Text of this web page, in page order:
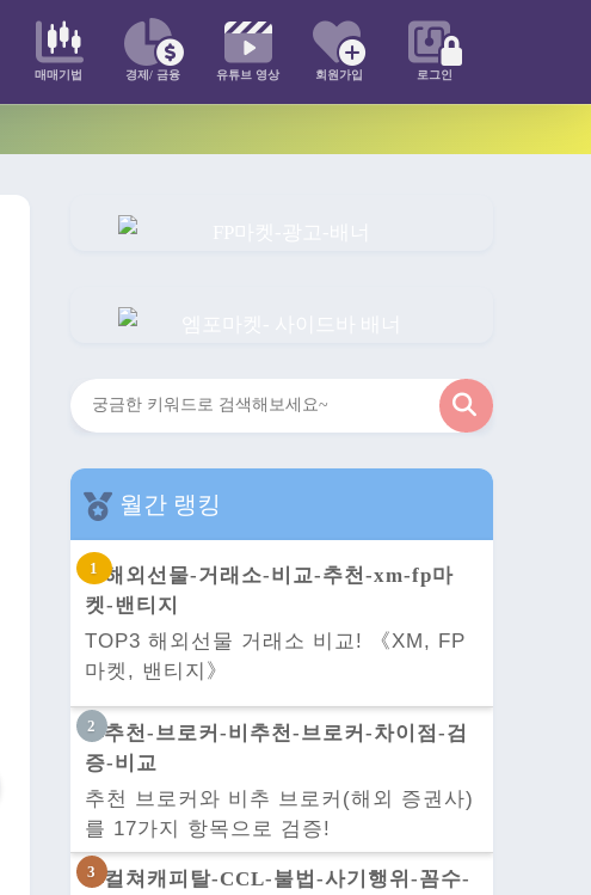
매매기법 경제/ 금융 유튜브 영상 회원가입 로그인
검
월간 랭킹
TOP3 해외선물 거래소 비교! 《XM, FP
마켓, 밴티지》
추천 브로커와 비추 브로커(해외 증권사)
를 17가지 항목으로 검증!